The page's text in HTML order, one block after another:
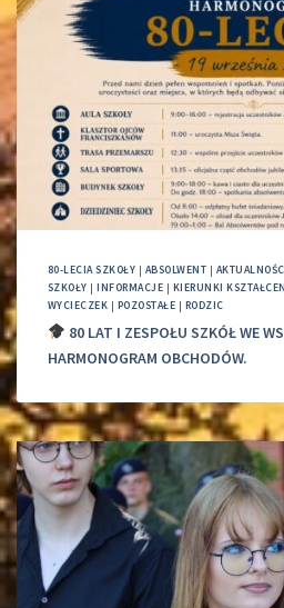
80-LECIA SZKOŁY | ABSOLWENT |
SZKOŁY |INFORMACJE | KIERUNKI
WYCIECZEK | POZOSTAŁE | RODZIC
80 LAT I ZESPOŁU SZKÓŁ WE
HARMONOGRAM OBCHODÓW.